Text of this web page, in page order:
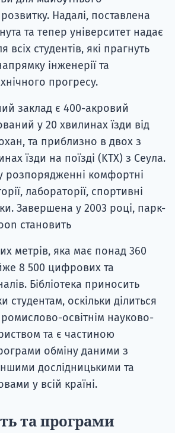
Надалі, поставлена
та тепер університет надає
всіх студентів, які прагнуть
інженерії та
прогресу.
заклад є 400-акровий
у 20 хвилинах їзди від
та приблизно в двох з
їзди на поїзді (KTX) з Сеула.
розпорядженні комфортні
лабораторії, спортивні
Завершена у 2003 році, парк-
становить
метрів, яка має понад 360
8 500 цифрових та
Бібліотека приносить
студентам, оскільки ділиться
освітнім науково-
та є частиною
обміну даними з
дослідницькими та
у всій країні.
та програми